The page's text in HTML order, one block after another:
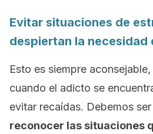
Evitar situaciones de
despiertan la necesidad
Esto es siempre
cuando el adicto se
evitar recaídas. Debemos
reconocer las situaciones